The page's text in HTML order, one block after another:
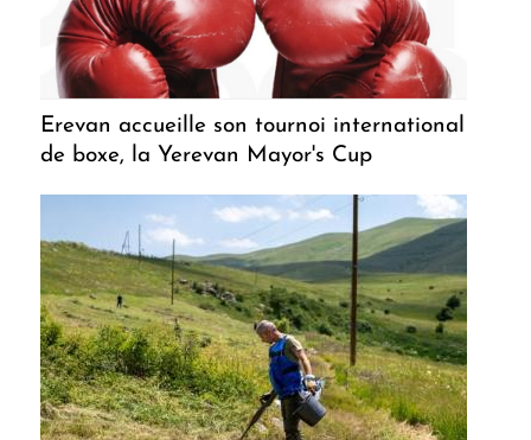
Erevan accueille son tournoi international
de boxe, la Yerevan Mayor's Cup